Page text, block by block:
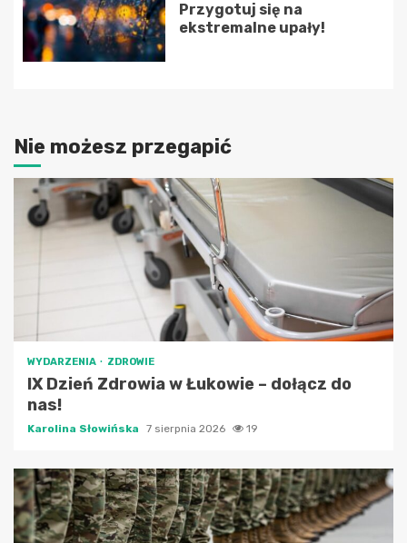
Przygotuj się na
ekstremalne upały!
Nie możesz przegapić
WYDARZENIA ZDROWIE
IX Dzień Zdrowia w Łukowie – dołącz do
nas!
Karolina Słowińska 7 sierpnia 2026 19